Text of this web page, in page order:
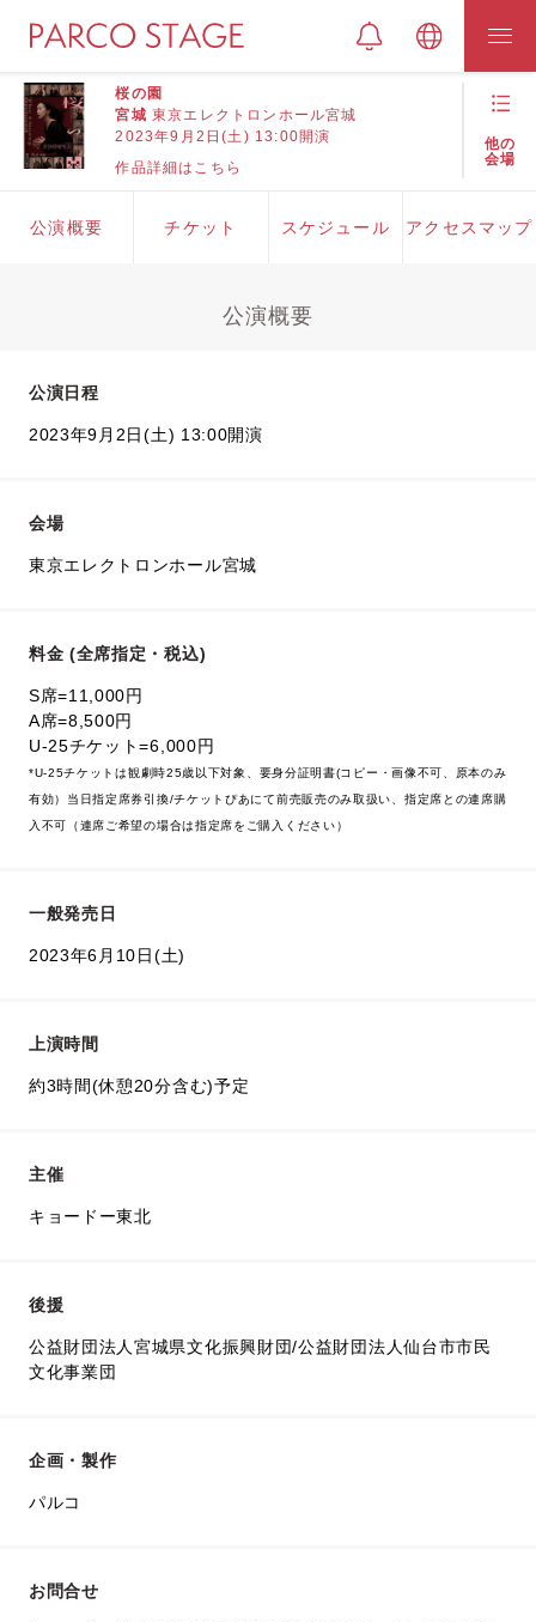
桜の園
宮城 東京エレクトロンホール宮城
2023年9月2日(土) 13:00開演
作品詳細はこちら
他の
会場
公演概要 チケット スケジュール アクセスマップ
公演概要
公演日程
2023年9月2日(土) 13:00開演
会場
東京エレクトロンホール宮城
料金 (全席指定・税込)
S席=11,000円
A席=8,500円
U-25チケット=6,000円
*U-25チケットは観劇時25歳以下対象、要身分証明書(コピー・画像不可、原本のみ
有効）当日指定席券引換/チケットぴあにて前売販売のみ取扱い、指定席との連席購
入不可（連席ご希望の場合は指定席をご購入ください）
一般発売日
2023年6月10日(土)
上演時間
約3時間(休憩20分含む)予定
主催
キョードー東北
後援
公益財団法人宮城県文化振興財団/公益財団法人仙台市市民
文化事業団
企画・製作
パルコ
お問合せ